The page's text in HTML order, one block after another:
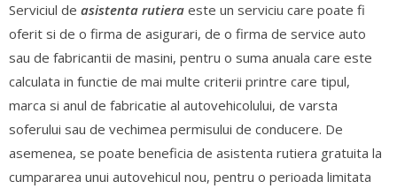
Serviciul de asistenta rutiera este un serviciu care poate fi
oferit si de o firma de asigurari, de o firma de service auto
sau de fabricantii de masini, pentru o suma anuala care este
calculata in functie de mai multe criterii printre care tipul,
marca si anul de fabricatie al autovehicolului, de varsta
soferului sau de vechimea permisului de conducere. De
asemenea, se poate beneficia de asistenta rutiera gratuita la
cumpararea unui autovehicul nou, pentru o perioada limitata